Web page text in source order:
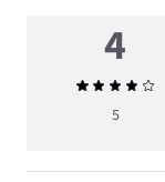
4
5